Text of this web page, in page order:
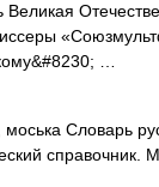
Великая
…
Словарь
справочник.